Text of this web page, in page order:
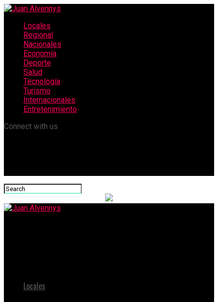
Locales
Regional
Nacionales
Economía
Deporte
Salud
Tecnología
Turismo
Internacionales
Entretenimiento
Connect with us
Locales